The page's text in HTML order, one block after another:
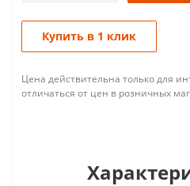
Купить в 1 клик
Цена действительна только для
отличаться от цен в розничных